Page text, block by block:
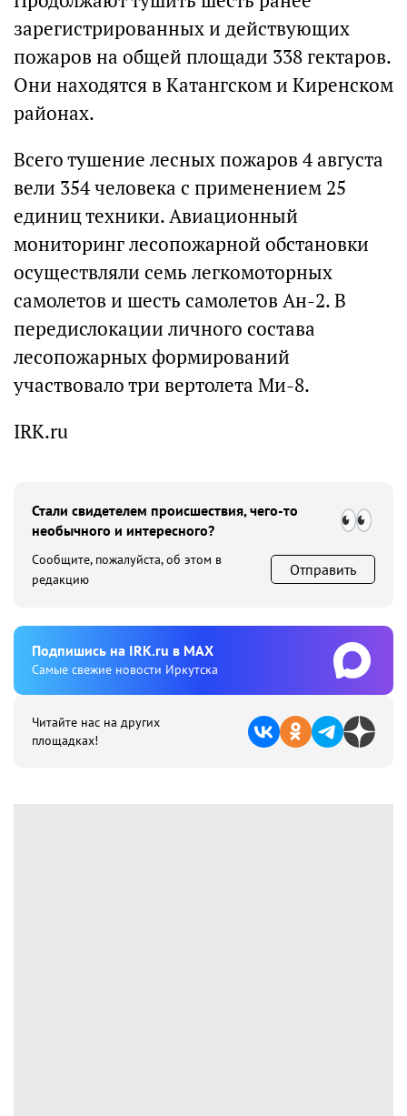
зарегистрированных и действующих
пожаров на общей площади 338 гектаров.
Они находятся в Катангском и Киренском
районах.
Всего тушение лесных пожаров 4 августа
вели 354 человека с применением 25
единиц техники. Авиационный
мониторинг лесопожарной обстановки
осуществляли семь легкомоторных
самолетов и шесть самолетов Ан-2. В
передислокации личного состава
лесопожарных формирований
участвовало три вертолета Ми-8.
IRK.ru
Стали свидетелем происшествия, чего-то
необычного и интересного?
Сообщите, пожалуйста, об этом в
редакцию
Отправить
Подпишиcь на IRK.ru в MAX
Cамые свежие новости Иркутска
Читайте нас на других
площадках!